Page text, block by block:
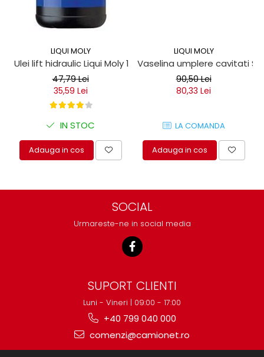
LIQUI MOLY
Ulei lift hidraulic Liqui Moly 1 litru
47,79 Lei
35,59 Lei
IN STOC
Adauga in cos
LIQUI MOLY
Vaselina umplere cavitati
90,50 Lei
80,33 Lei
LA COMANDA
Adauga in cos
SOCIAL
Urmareste-ne in social media
SUPORT CLIENTI
Luni - Vineri | 09:00 - 17:00
+40 799 040 000
comenzi@camionet.ro